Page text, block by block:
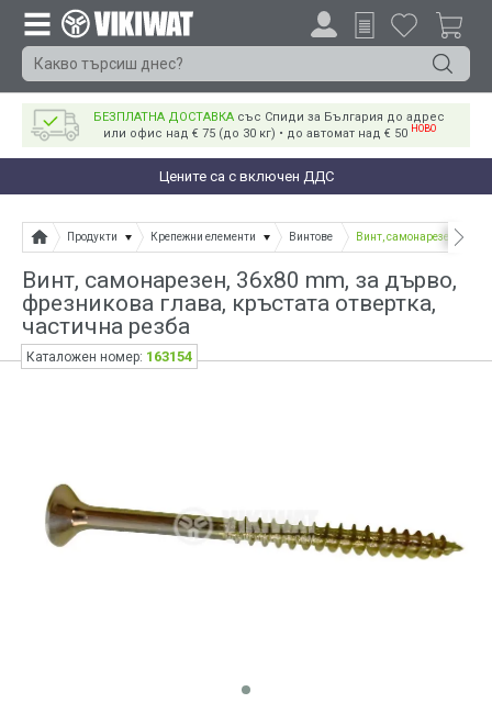
БЕЗПЛАТНА ДОСТАВКА със Спиди за България до адрес
или офис над € 75 (до 30 кг) • до автомат над € 50 НОВО
Цените са с включен ДДС
Продукти Крепежни елементи Винтове Винт, самонарезен,
Винт, самонарезен, 36x80 mm, за дърво,
фрезникова глава, кръстата отвертка,
частична резба
Каталожен номер: 163154